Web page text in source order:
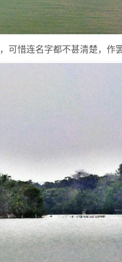
可惜连名字都不甚清楚，作